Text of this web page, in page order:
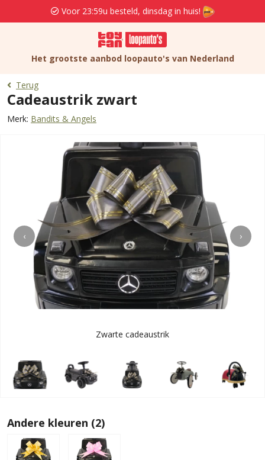
Voor 23:59u besteld, dinsdag in huis!
Het grootste aanbod loopauto's van Nederland
Terug
Cadeaustrik zwart
Merk: Bandits & Angels
‹ ›
Zwarte cadeaustrik
Andere kleuren (2)